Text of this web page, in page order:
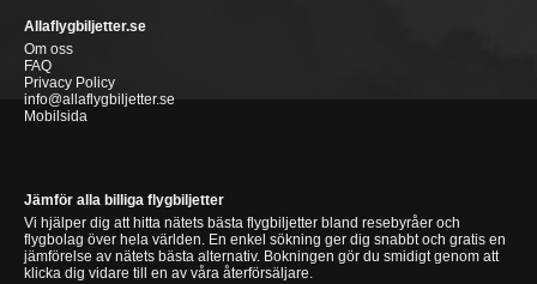
Allaflygbiljetter.se
Om oss
FAQ
Privacy Policy
info@allaflygbiljetter.se
Mobilsida
Jämför alla billiga flygbiljetter
Vi hjälper dig att hitta nätets bästa flygbiljetter bland resebyråer och
flygbolag över hela världen. En enkel sökning ger dig snabbt och gratis en
jämförelse av nätets bästa alternativ. Bokningen gör du smidigt genom att
klicka dig vidare till en av våra återförsäljare.